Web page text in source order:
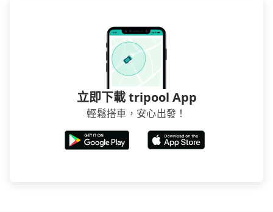
立即下載 tripool App
輕鬆搭車，安心出發！